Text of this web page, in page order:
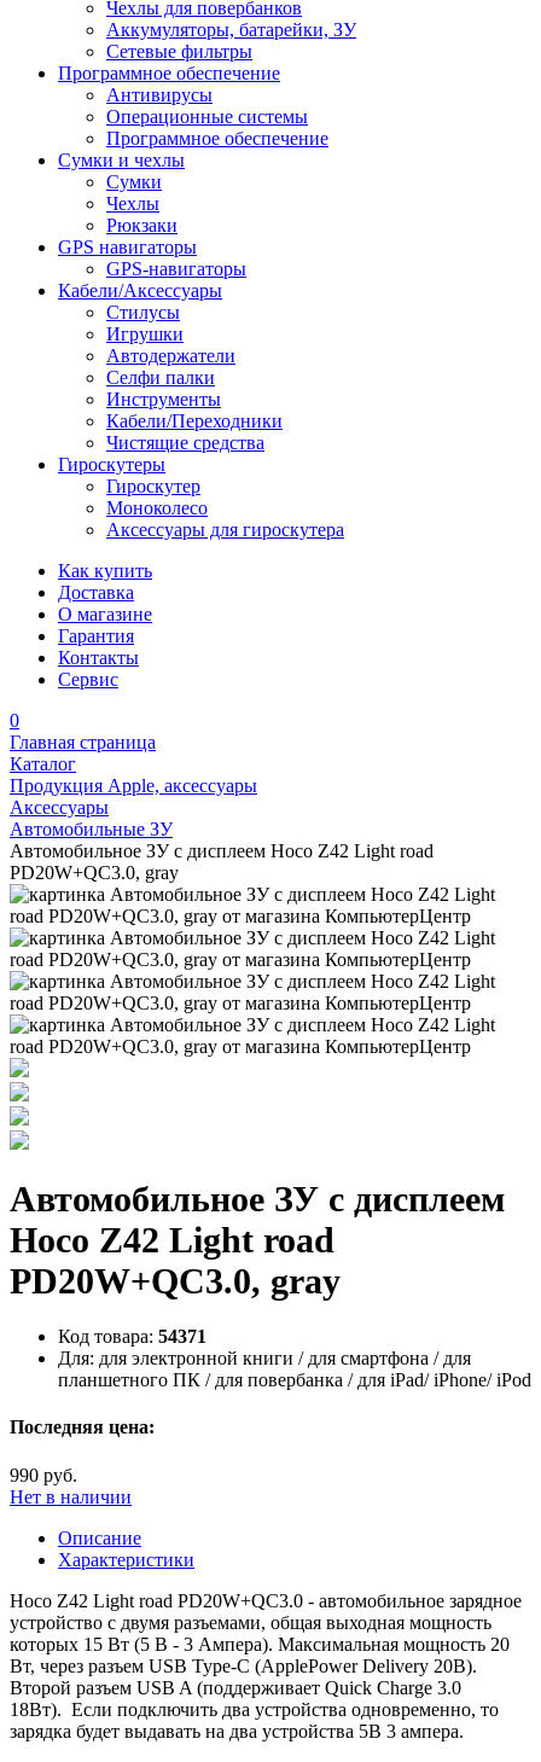
Чехлы для повербанков
Аккумуляторы, батарейки, ЗУ
Сетевые фильтры
Программное обеспечение
Антивирусы
Операционные системы
Программное обеспечение
Сумки и чехлы
Сумки
Чехлы
Рюкзаки
GPS навигаторы
GPS-навигаторы
Кабели/Аксессуары
Стилусы
Игрушки
Автодержатели
Селфи палки
Инструменты
Кабели/Переходники
Чистящие средства
Гироскутеры
Гироскутер
Моноколесо
Аксессуары для гироскутера
Как купить
Доставка
О магазине
Гарантия
Контакты
Сервис
0
Главная страница
Каталог
Продукция Apple, аксессуары
Аксессуары
Автомобильные ЗУ
Автомобильное ЗУ c дисплеем Hoco Z42 Light road
PD20W+QC3.0, gray
Автомобильное ЗУ c дисплеем
Hoco Z42 Light road
PD20W+QC3.0, gray
Код товара: 54371
Для: для электронной книги / для смартфона / для
планшетного ПК / для повербанка / для iPad/ iPhone/ iPod
Последняя цена:
990 руб.
Нет в наличии
Описание
Характеристики
Hoco Z42 Light road PD20W+QC3.0 - автомобильное зарядное
устройство с двумя разъемами, общая выходная мощность
которых 15 Вт (5 В - 3 Ампера). Максимальная мощность 20
Вт, через разъем USB Type-C (ApplePower Delivery 20В).
Второй разъем USB A (поддерживает Quick Charge 3.0
18Вт). Если подключить два устройства одновременно, то
зарядка будет выдавать на два устройства 5В 3 ампера.